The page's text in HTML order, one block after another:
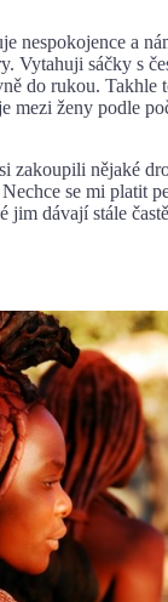
a
Vytahuji sáčky s
do rukou. Takhle
mezi ženy podle
nějaké
se mi platit
dávají stále